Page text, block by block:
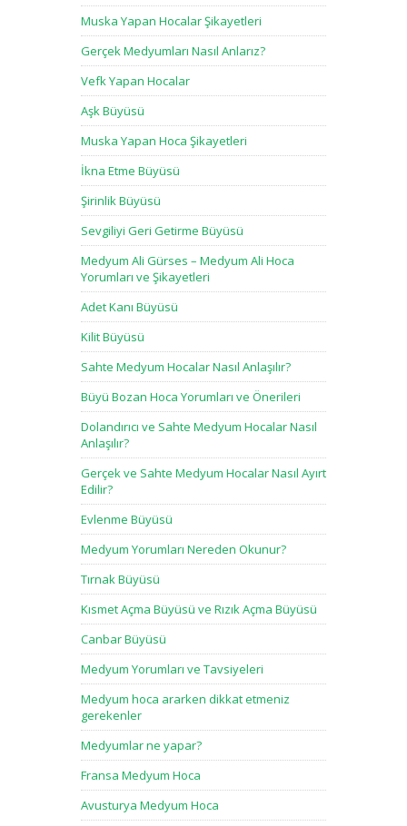
Muska Yapan Hocalar Şikayetleri
Gerçek Medyumları Nasıl Anlarız?
Vefk Yapan Hocalar
Aşk Büyüsü
Muska Yapan Hoca Şikayetleri
İkna Etme Büyüsü
Şirinlik Büyüsü
Sevgiliyi Geri Getirme Büyüsü
Medyum Ali Gürses – Medyum Ali Hoca
Yorumları ve Şikayetleri
Adet Kanı Büyüsü
Kilit Büyüsü
Sahte Medyum Hocalar Nasıl Anlaşılır?
Büyü Bozan Hoca Yorumları ve Önerileri
Dolandırıcı ve Sahte Medyum Hocalar Nasıl
Anlaşılır?
Gerçek ve Sahte Medyum Hocalar Nasıl Ayırt
Edilir?
Evlenme Büyüsü
Medyum Yorumları Nereden Okunur?
Tırnak Büyüsü
Kısmet Açma Büyüsü ve Rızık Açma Büyüsü
Canbar Büyüsü
Medyum Yorumları ve Tavsiyeleri
Medyum hoca ararken dikkat etmeniz
gerekenler
Medyumlar ne yapar?
Fransa Medyum Hoca
Avusturya Medyum Hoca